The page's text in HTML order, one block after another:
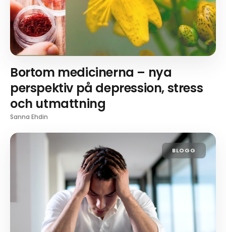
Bortom medicinerna – nya
perspektiv på depression, stress
och utmattning
Sanna Ehdin
BLOGG